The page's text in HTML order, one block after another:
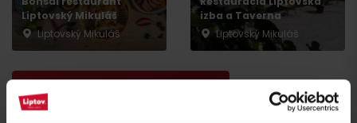
Liptovský Mikuláš
Liptovský Mikuláš
izba a Taverna
Liptovský Mikuláš
všetky miesta kde jesť a piť